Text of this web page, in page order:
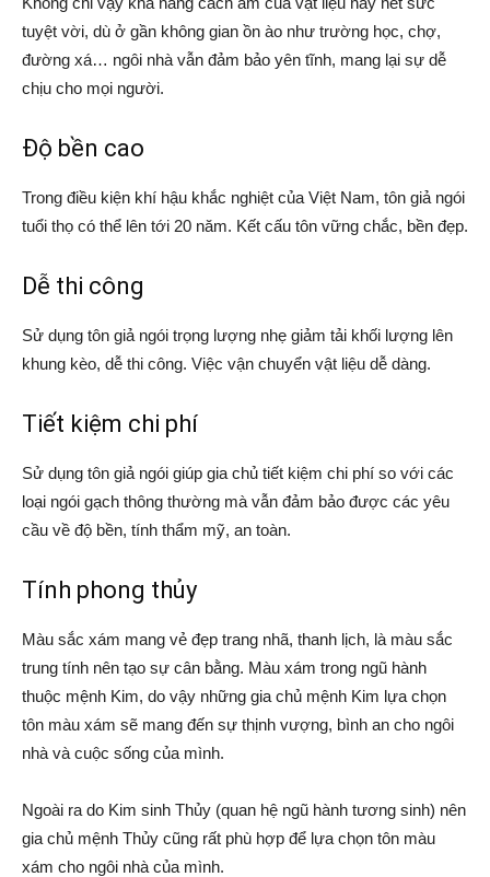
tuyệt vời, dù ở gần không gian ồn ào như trường học, chợ,
đường xá… ngôi nhà vẫn đảm bảo yên tĩnh, mang lại sự dễ
chịu cho mọi người.
Độ bền cao
Trong điều kiện khí hậu khắc nghiệt của Việt Nam, tôn giả ngói
tuổi thọ có thể lên tới 20 năm. Kết cấu tôn vững chắc, bền đẹp.
Dễ thi công
Sử dụng tôn giả ngói trọng lượng nhẹ giảm tải khối lượng lên
khung kèo, dễ thi công. Việc vận chuyển vật liệu dễ dàng.
Tiết kiệm chi phí
Sử dụng tôn giả ngói giúp gia chủ tiết kiệm chi phí so với các
loại ngói gạch thông thường mà vẫn đảm bảo được các yêu
cầu về độ bền, tính thẩm mỹ, an toàn.
Tính phong thủy
Màu sắc xám mang vẻ đẹp trang nhã, thanh lịch, là màu sắc
trung tính nên tạo sự cân bằng. Màu xám trong ngũ hành
thuộc mệnh Kim, do vậy những gia chủ mệnh Kim lựa chọn
tôn màu xám sẽ mang đến sự thịnh vượng, bình an cho ngôi
nhà và cuộc sống của mình.
Ngoài ra do Kim sinh Thủy (quan hệ ngũ hành tương sinh) nên
gia chủ mệnh Thủy cũng rất phù hợp để lựa chọn tôn màu
xám cho ngôi nhà của mình.